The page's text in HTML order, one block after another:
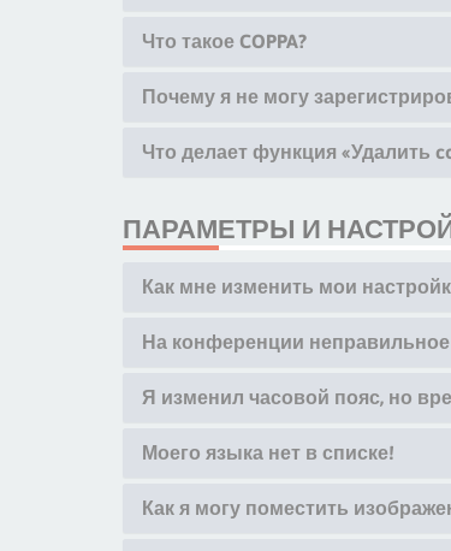
Что такое COPPA?
Почему я не могу
Что делает функция «Удалить
ПАРАМЕТРЫ И
Как мне изменить мои
На конференции
Я изменил часовой пояс, но
Моего языка нет в списке!
Как я могу поместить